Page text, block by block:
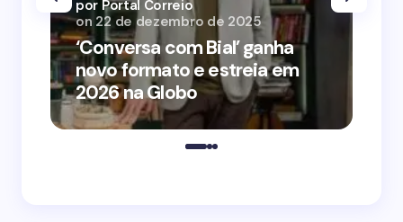
‘Conversa com Bial’ ganha
novo formato e estreia em
2026 na Globo
por Portal Correio
on 22 de dezembro de 2025